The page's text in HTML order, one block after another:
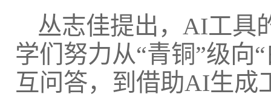
丛志佳提出，AI工具
学们努力从“青铜”级向
互问答，到借助AI生成